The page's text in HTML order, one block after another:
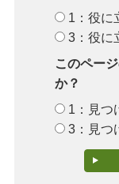
1：役に
3：役に
このペー
か？
1：見つ
3：見つ